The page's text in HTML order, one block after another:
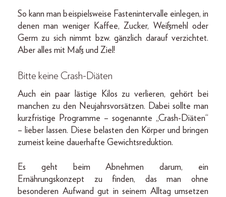
So kann man beispielsweise Fastenintervalle einlegen, in
denen man weniger Kaffee, Zucker, Weißmehl oder
Germ zu sich nimmt bzw. gänzlich darauf verzichtet.
Aber alles mit Maß und Ziel!
Bitte keine Crash-Diäten
Auch ein paar lästige Kilos zu verlieren, gehört bei
manchen zu den Neujahrsvorsätzen. Dabei sollte man
kurzfristige Programme – sogenannte „Crash-Diäten“
– lieber lassen. Diese belasten den Körper und bringen
zumeist keine dauerhafte Gewichtsreduktion.
Es geht beim Abnehmen darum, ein
Ernährungskonzept zu finden, das man ohne
besonderen Aufwand gut in seinem Alltag umsetzen